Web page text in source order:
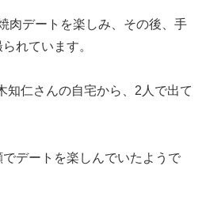
肉デートを楽しみ、その後、手
れています。
知仁さんの自宅から、2人で出て
デートを楽しんでいたようで